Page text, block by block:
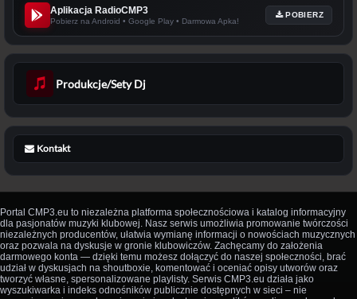
Aplikacja RadioCMP3
Pobierz na Android • Google Play • Darmowa Apka!
POBIERZ
Produkcje/Sety Dj
Kontakt
Portal CMP3.eu to niezależna platforma społecznościowa i katalog informacyjny
dla pasjonatów muzyki klubowej. Nasz serwis umożliwia promowanie twórczości
niezależnych producentów, ułatwia wymianę informacji o nowościach muzycznych
oraz pozwala na dyskusje w gronie klubowiczów. Zachęcamy do założenia
darmowego konta — dzięki temu możesz dołączyć do naszej społeczności, brać
udział w dyskusjach na shoutboxie, komentować i oceniać opisy utworów oraz
tworzyć własne, spersonalizowane playlisty. Serwis CMP3.eu działa jako
wyszukiwarka i indeks odnośników publicznie dostępnych w sieci – nie